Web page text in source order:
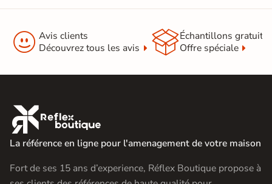
 Avis clients
Découvrez tous les avis
Échantillons gratuit
Offre spéciale

La référence en ligne pour l'amenagement de votre maison
Fort de ses 15 ans d’experience, Réflex Boutique propose à